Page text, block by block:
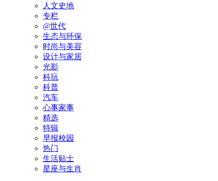
人文史地
专栏
@世代
生态与环保
时尚与美容
设计与家居
光影
科玩
科普
汽车
心事家事
精选
特辑
早报校园
热门
生活贴士
星座与生肖